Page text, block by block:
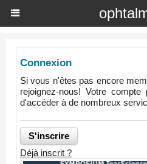
Connexion
Si vous n'êtes pas encore
rejoignez-nous! Votre
d'accéder à de nombreux
Déjà inscrit ?